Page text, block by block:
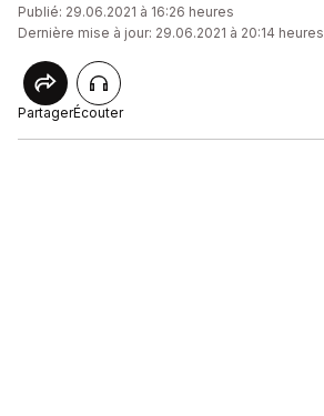
Publié: 29.06.2021 à 16:26 heures
Dernière mise à jour: 29.06.2021 à 20:14 heures
PartagerÉcouter